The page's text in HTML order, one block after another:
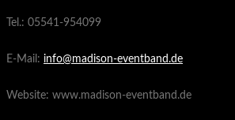
Tel.: 05541-954099
E-Mail: info@madison-eventband.de
Website: www.madison-eventband.de